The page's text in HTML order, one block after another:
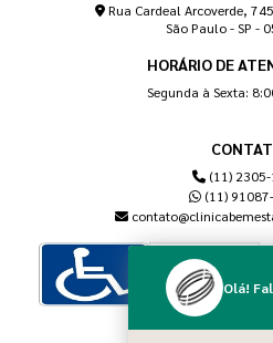
Rua Cardeal Arcoverde,
São Paulo - SP -
HORÁRIO DE
Segunda à Sexta:
(11)
(11)
Olá!